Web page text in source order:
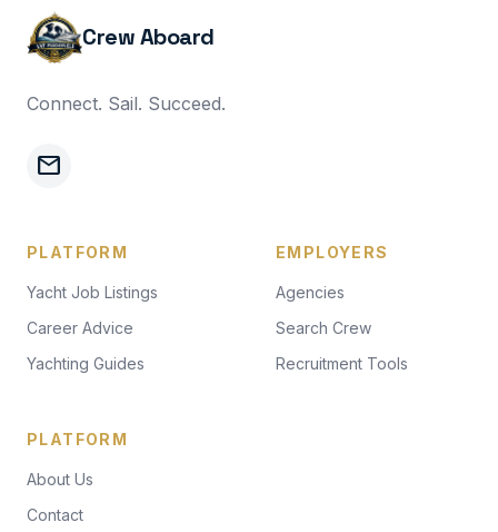
Crew Aboard
Connect. Sail. Succeed.
mail
PLATFORM
Yacht Job Listings
Career Advice
Yachting Guides
EMPLOYERS
Agencies
Search Crew
Recruitment Tools
PLATFORM
About Us
Contact